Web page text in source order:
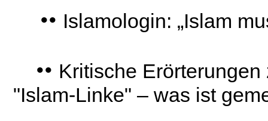
•• Islamologin: „Islam
•• Kritische
"Islam-Linke" – was ist